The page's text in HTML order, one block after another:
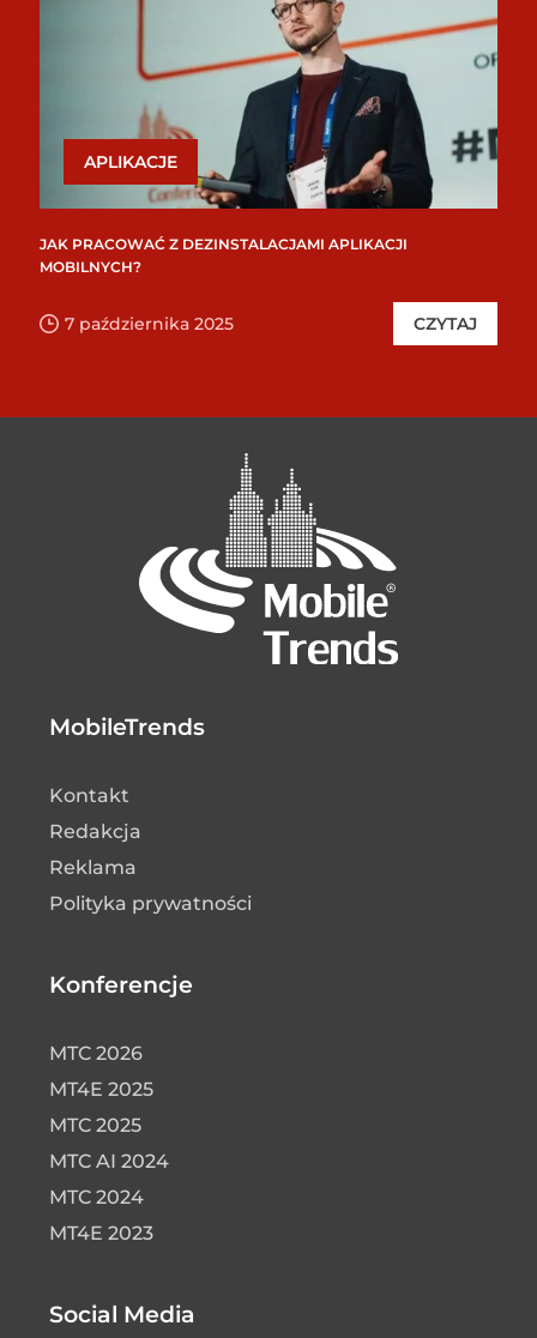
APLIKACJE
JAK PRACOWAĆ Z DEZINSTALACJAMI APLIKACJI
MOBILNYCH?
7 października 2025 CZYTAJ
MobileTrends
Kontakt
Redakcja
Reklama
Polityka prywatności
Konferencje
MTC 2026
MT4E 2025
MTC 2025
MTC AI 2024
MTC 2024
MT4E 2023
Social Media